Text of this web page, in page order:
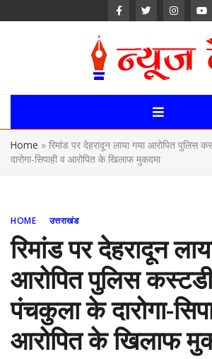
News
Uttar
Home » रिमांड पर देहरादून लाया गया आरोपित पुलिस
दारोगा-सिपाही व आरोपित के खिलाफ मुकदमा
HOME उत्तराखंड
रिमांड पर देहरादून
आरोपित पुलिस
पंचकुला के दारोगा-
आरोपित के खिलाफ